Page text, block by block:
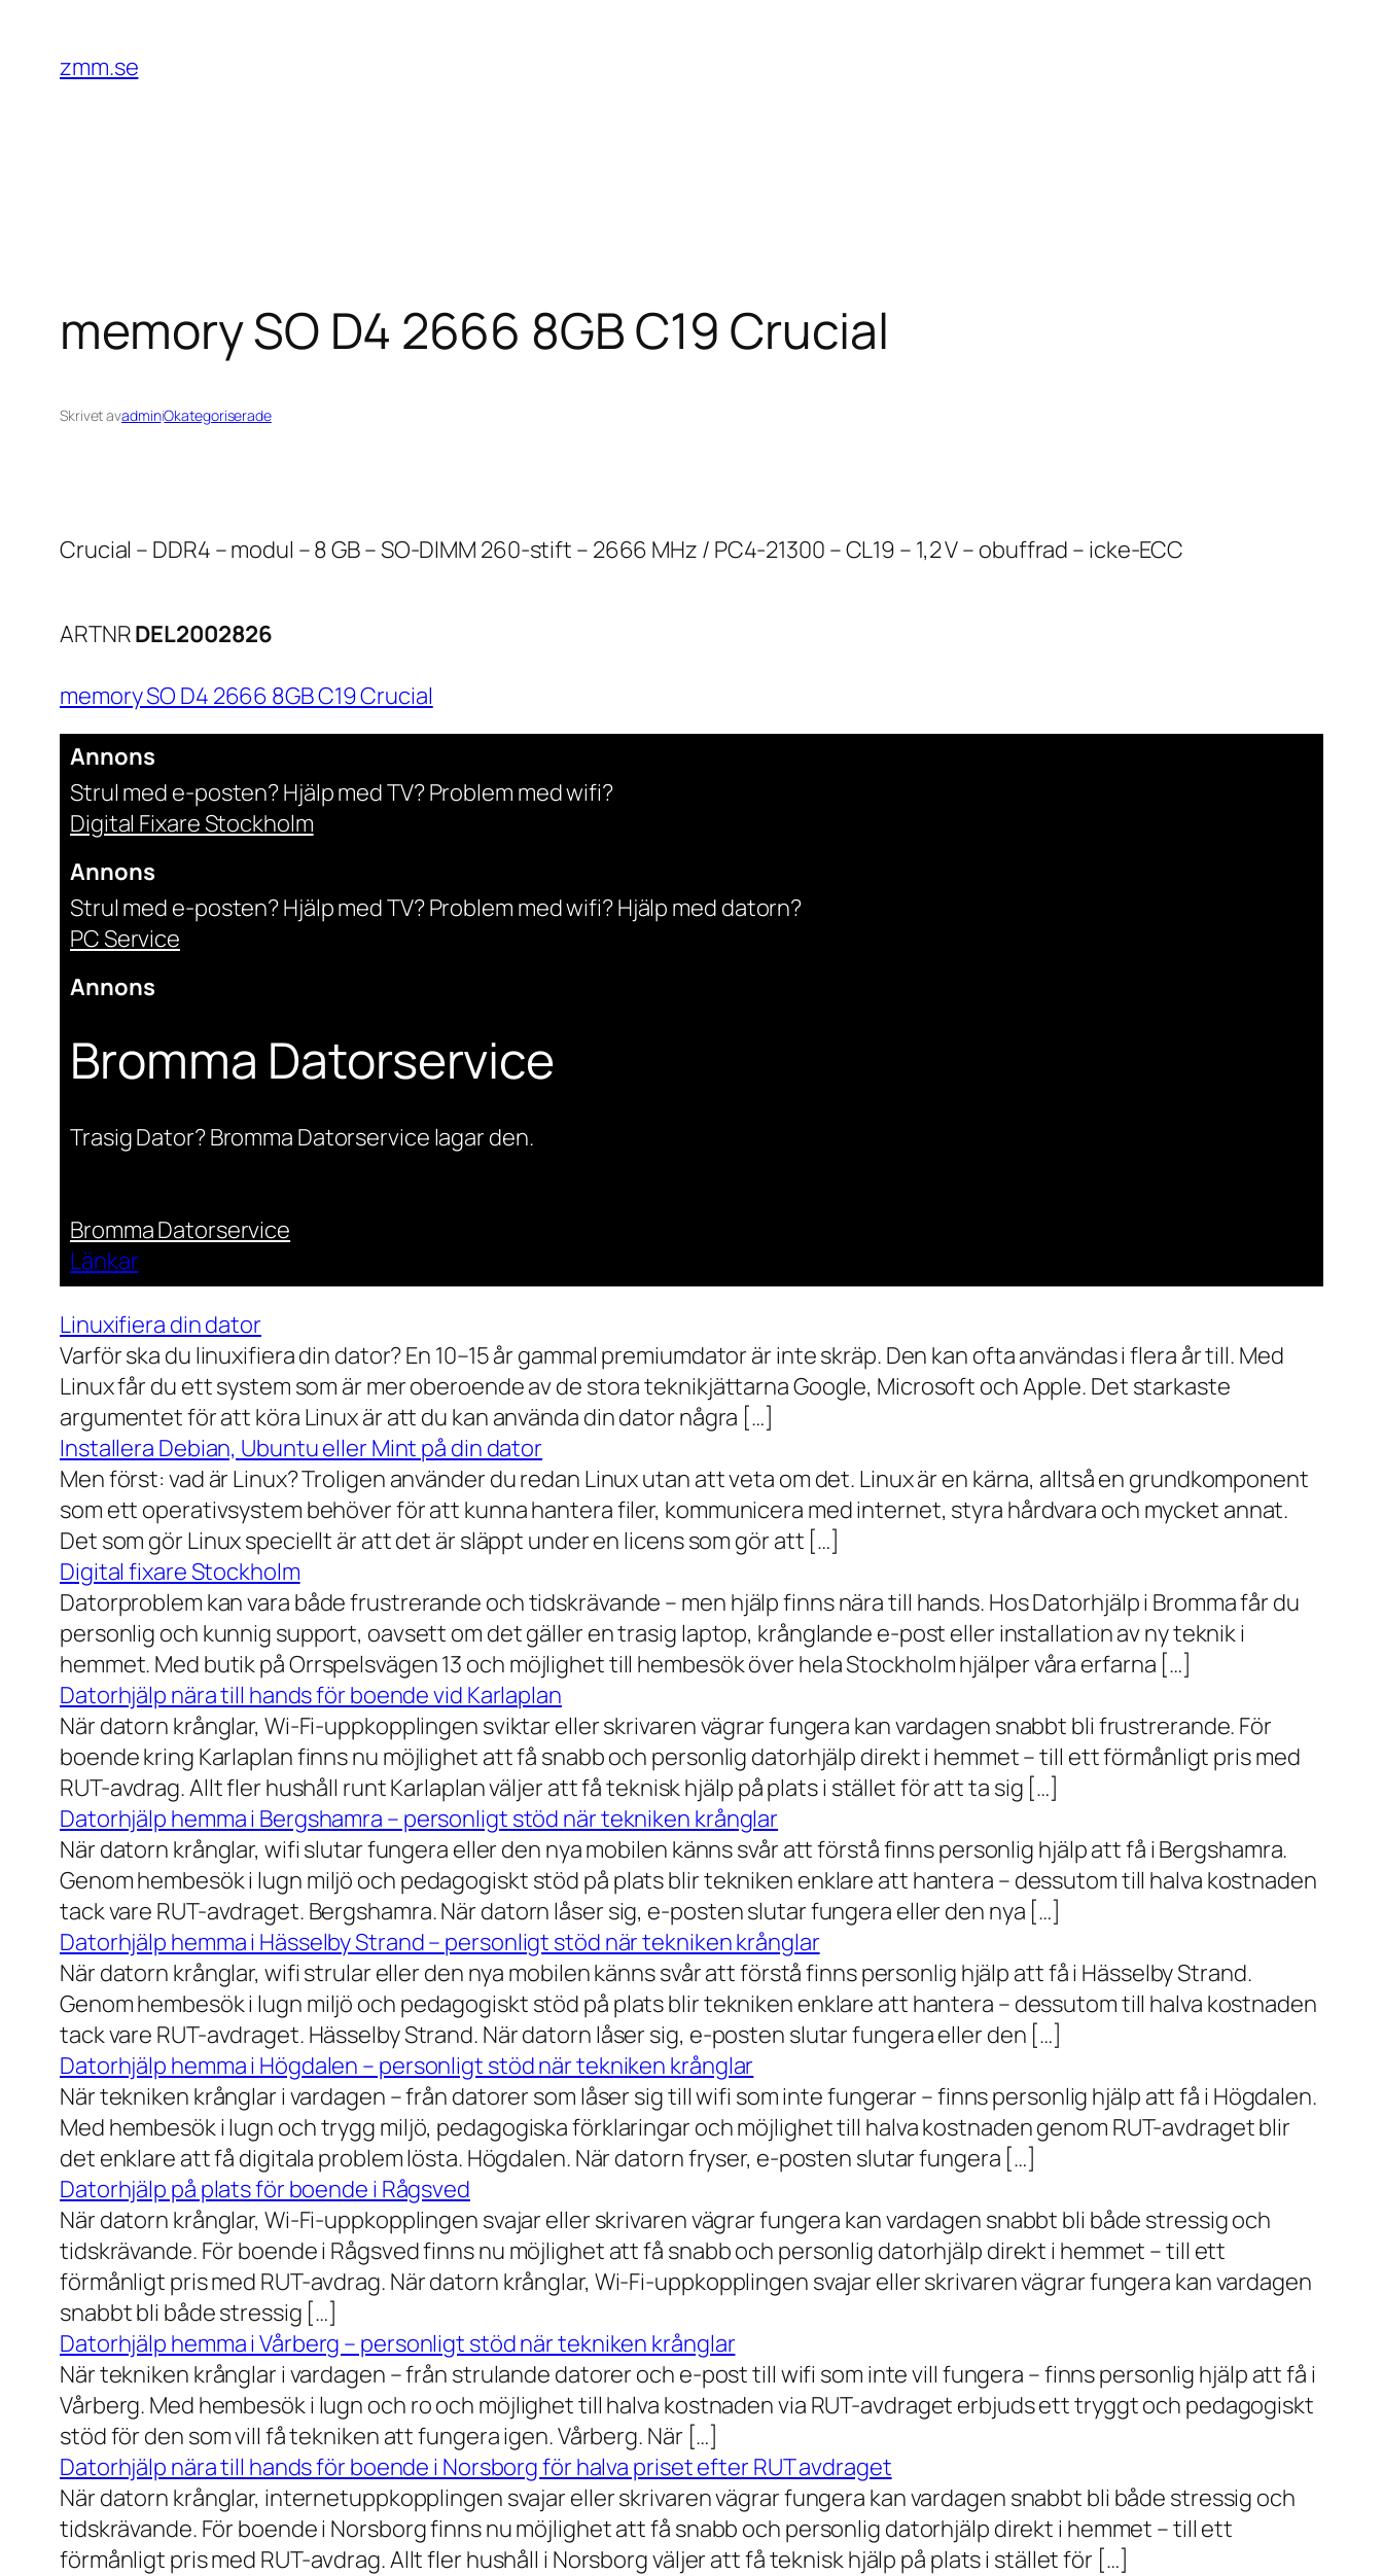
innehåll
zmm.se
memory SO D4 2666 8GB C19 Crucial
Skrivet avadminiOkategoriserade
Crucial – DDR4 – modul – 8 GB – SO-DIMM 260-stift – 2666 MHz / PC4-21300 – CL19 – 1,2 V – obuffrad – icke-ECC
ARTNRDEL2002826
memory SO D4 2666 8GB C19 Crucial
Annons
Strul med e-posten? Hjälp med TV? Problem med wifi?
Digital Fixare Stockholm
Annons
Strul med e-posten? Hjälp med TV? Problem med wifi? Hjälp med datorn?
PC Service
Annons
Bromma Datorservice
Trasig Dator? Bromma Datorservice lagar den.
Bromma Datorservice
Länkar
Linuxifiera din dator
Varför ska du linuxifiera din dator? En 10–15 år gammal premiumdator är inte skräp. Den kan ofta användas i flera år till. Med
Linux får du ett system som är mer oberoende av de stora teknikjättarna Google, Microsoft och Apple. Det starkaste
argumentet för att köra Linux är att du kan använda din dator några […]
Installera Debian, Ubuntu eller Mint på din dator
Men först: vad är Linux? Troligen använder du redan Linux utan att veta om det. Linux är en kärna, alltså en grundkomponent
som ett operativsystem behöver för att kunna hantera filer, kommunicera med internet, styra hårdvara och mycket annat.
Det som gör Linux speciellt är att det är släppt under en licens som gör att […]
Digital fixare Stockholm
Datorproblem kan vara både frustrerande och tidskrävande – men hjälp finns nära till hands. Hos Datorhjälp i Bromma får du
personlig och kunnig support, oavsett om det gäller en trasig laptop, krånglande e-post eller installation av ny teknik i
hemmet. Med butik på Orrspelsvägen 13 och möjlighet till hembesök över hela Stockholm hjälper våra erfarna […]
Datorhjälp nära till hands för boende vid Karlaplan
När datorn krånglar, Wi-Fi-uppkopplingen sviktar eller skrivaren vägrar fungera kan vardagen snabbt bli frustrerande. För
boende kring Karlaplan finns nu möjlighet att få snabb och personlig datorhjälp direkt i hemmet – till ett förmånligt pris med
RUT-avdrag. Allt fler hushåll runt Karlaplan väljer att få teknisk hjälp på plats i stället för att ta sig […]
Datorhjälp hemma i Bergshamra – personligt stöd när tekniken krånglar
När datorn krånglar, wifi slutar fungera eller den nya mobilen känns svår att förstå finns personlig hjälp att få i Bergshamra.
Genom hembesök i lugn miljö och pedagogiskt stöd på plats blir tekniken enklare att hantera – dessutom till halva kostnaden
tack vare RUT-avdraget. Bergshamra. När datorn låser sig, e-posten slutar fungera eller den nya […]
Datorhjälp hemma i Hässelby Strand – personligt stöd när tekniken krånglar
När datorn krånglar, wifi strular eller den nya mobilen känns svår att förstå finns personlig hjälp att få i Hässelby Strand.
Genom hembesök i lugn miljö och pedagogiskt stöd på plats blir tekniken enklare att hantera – dessutom till halva kostnaden
tack vare RUT-avdraget. Hässelby Strand. När datorn låser sig, e-posten slutar fungera eller den […]
Datorhjälp hemma i Högdalen – personligt stöd när tekniken krånglar
När tekniken krånglar i vardagen – från datorer som låser sig till wifi som inte fungerar – finns personlig hjälp att få i Högdalen.
Med hembesök i lugn och trygg miljö, pedagogiska förklaringar och möjlighet till halva kostnaden genom RUT-avdraget blir
det enklare att få digitala problem lösta. Högdalen. När datorn fryser, e-posten slutar fungera […]
Datorhjälp på plats för boende i Rågsved
När datorn krånglar, Wi-Fi-uppkopplingen svajar eller skrivaren vägrar fungera kan vardagen snabbt bli både stressig och
tidskrävande. För boende i Rågsved finns nu möjlighet att få snabb och personlig datorhjälp direkt i hemmet – till ett
förmånligt pris med RUT-avdrag. När datorn krånglar, Wi-Fi-uppkopplingen svajar eller skrivaren vägrar fungera kan vardagen
snabbt bli både stressig […]
Datorhjälp hemma i Vårberg – personligt stöd när tekniken krånglar
När tekniken krånglar i vardagen – från strulande datorer och e-post till wifi som inte vill fungera – finns personlig hjälp att få i
Vårberg. Med hembesök i lugn och ro och möjlighet till halva kostnaden via RUT-avdraget erbjuds ett tryggt och pedagogiskt
stöd för den som vill få tekniken att fungera igen. Vårberg. När […]
Datorhjälp nära till hands för boende i Norsborg för halva priset efter RUT avdraget
När datorn krånglar, internetuppkopplingen svajar eller skrivaren vägrar fungera kan vardagen snabbt bli både stressig och
tidskrävande. För boende i Norsborg finns nu möjlighet att få snabb och personlig datorhjälp direkt i hemmet – till ett
förmånligt pris med RUT-avdrag. Allt fler hushåll i Norsborg väljer att få teknisk hjälp på plats i stället för […]